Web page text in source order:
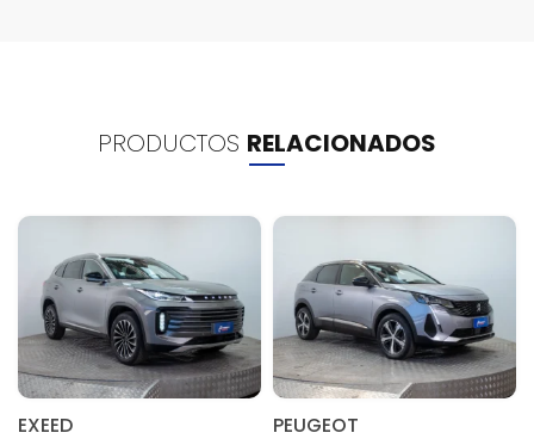
PRODUCTOS RELACIONADOS
EXEED
PEUGEOT